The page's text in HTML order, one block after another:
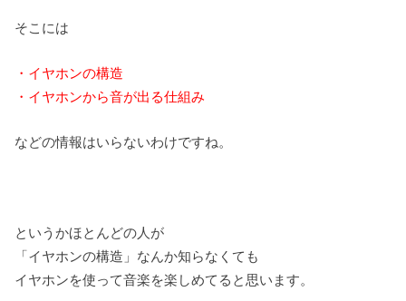
そこには
・イヤホンの構造
・イヤホンから音が出る仕組み
などの情報はいらないわけですね。
というかほとんどの人が
「イヤホンの構造」なんか知らなくても
イヤホンを使って音楽を楽しめてると思います。